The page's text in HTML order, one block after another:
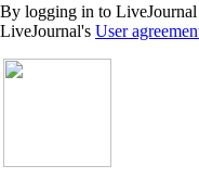
By logging in to LiveJournal
LiveJournal's User